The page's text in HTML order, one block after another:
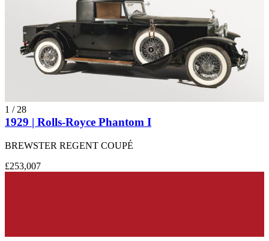
1 / 28
1929 | Rolls-Royce Phantom I
BREWSTER REGENT COUPÉ
£253,007